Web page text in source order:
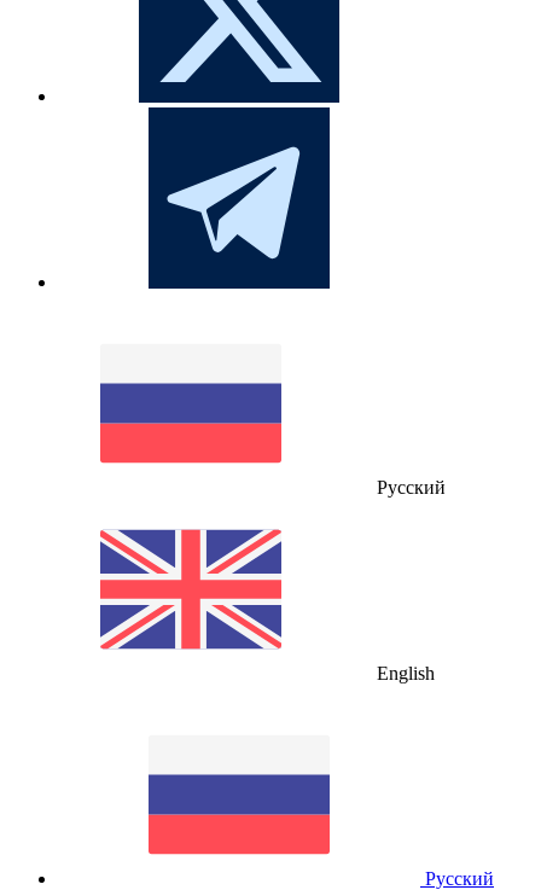
Русский
English
Русский